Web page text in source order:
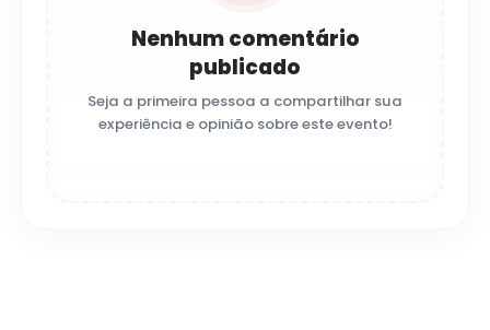
Nenhum comentário
publicado
Seja a primeira pessoa a compartilhar sua
experiência e opinião sobre este evento!